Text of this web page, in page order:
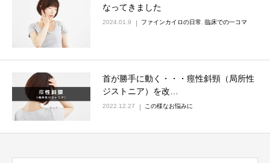
なってきました
2024.01.9 ファインカイロの日常 臨床での一コマ
首が勝手に動く・・・痙性斜頸（局所性
ジストニア）を改…
2022.12.27 この様なお悩みに